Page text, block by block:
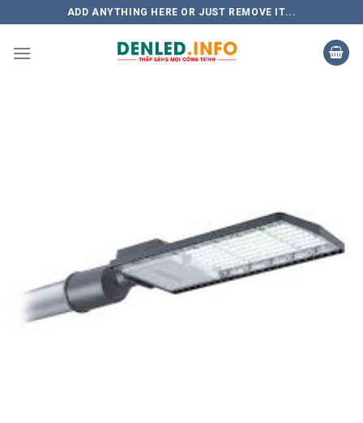
to
content
ADD ANYTHING HERE OR JUST REMOVE IT...